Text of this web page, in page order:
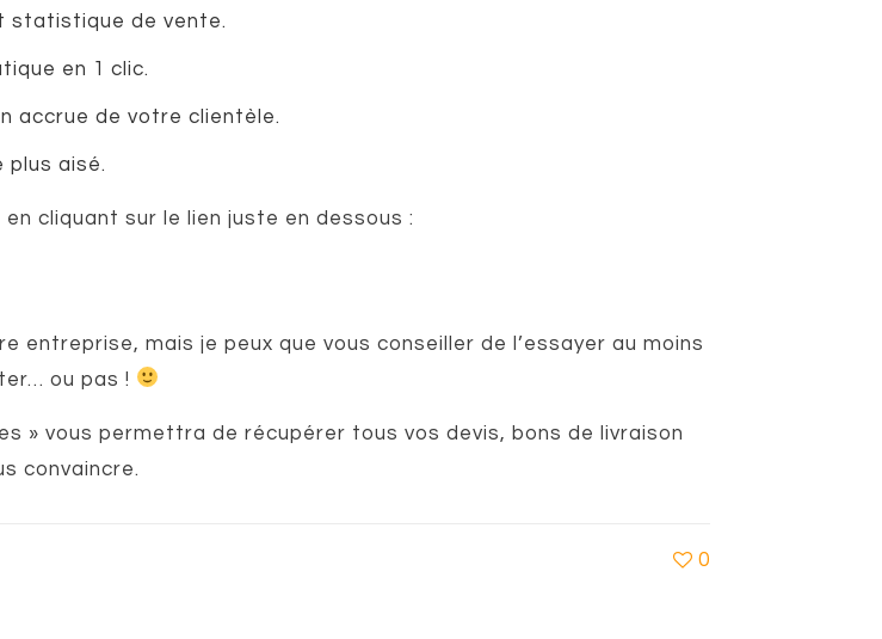
statistique de vente.
en 1 clic.
accrue de votre clientèle.
plus aisé.
cliquant sur le lien juste en dessous :
entreprise, mais je peux que vous conseiller de l’essayer au moins
ou pas !
» vous permettra de récupérer tous vos devis, bons de livraison
convaincre.
0